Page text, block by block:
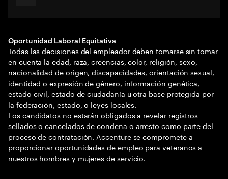
Oportunidad Laboral Equitativa
Todas las decisiones del empleador deben tomarse sin tomar
en cuenta la edad, raza, creencias, color, religión, sexo,
nacionalidad de origen, discapacidades, orientación sexual,
identidad o expresión de género, información genética,
estado civil, estado de ciudadanía u otra base protegida por
la federación, estado, o leyes locales.
Los candidatos no estarán obligados a revelar registros
sellados o cancelados de condena o arresto como parte del
proceso de contratación. Accenture se compromete a
proporcionar oportunidades de empleo para veteranos a
nuestros hombres y mujeres de servicio.